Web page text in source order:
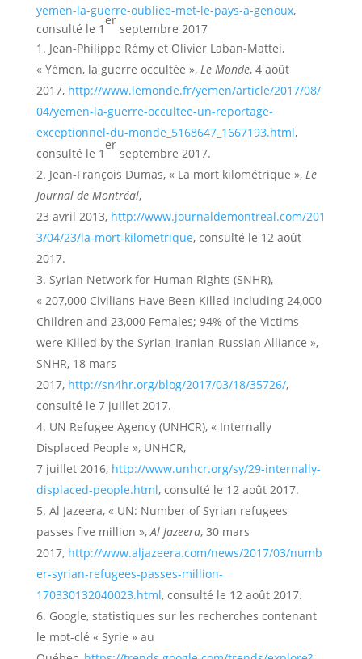
yemen-la-guerre-oubliee-met-le-pays-a-genoux,
consulté le 1
er
septembre 2017
Jean-Philippe Rémy et Olivier Laban-Mattei,
« Yémen, la guerre occultée », Le Monde, 4 août
2017, http://www.lemonde.fr/yemen/article/2017/08/
04/yemen-la-guerre-occultee-un-reportage-
exceptionnel-du-monde_5168647_1667193.html,
consulté le 1
er
septembre 2017.
Jean-François Dumas, « La mort kilométrique », Le
Journal de Montréal,
23 avril 2013, http://www.journaldemontreal.com/201
3/04/23/la-mort-kilometrique, consulté le 12 août
2017.
Syrian Network for Human Rights (SNHR),
« 207,000 Civilians Have Been Killed Including 24,000
Children and 23,000 Females; 94% of the Victims
were Killed by the Syrian-Iranian-Russian Alliance »,
SNHR, 18 mars
2017, http://sn4hr.org/blog/2017/03/18/35726/,
consulté le 7 juillet 2017.
UN Refugee Agency (UNHCR), « Internally
Displaced People », UNHCR,
7 juillet 2016, http://www.unhcr.org/sy/29-internally-
displaced-people.html, consulté le 12 août 2017.
Al Jazeera, « UN: Number of Syrian refugees
passes five million »,Al Jazeera, 30 mars
2017, http://www.aljazeera.com/news/2017/03/numb
er-syrian-refugees-passes-million-
170330132040023.html, consulté le 12 août 2017.
Google, statistiques sur les recherches contenant
le mot-clé « Syrie » au